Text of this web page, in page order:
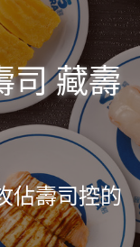
司 藏壽
佔壽司控的